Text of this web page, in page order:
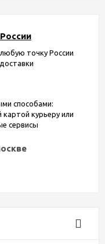
точку России
способами:
курьеру или
сервисы